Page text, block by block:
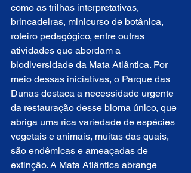
como as trilhas interpretativas,
brincadeiras, minicurso de botânica,
roteiro pedagógico, entre outras
atividades que abordam a
biodiversidade da Mata Atlântica. Por
meio dessas iniciativas, o Parque das
Dunas destaca a necessidade urgente
da restauração desse bioma único, que
abriga uma rica variedade de espécies
vegetais e animais, muitas das quais,
são endêmicas e ameaçadas de
extinção. A Mata Atlântica abrange